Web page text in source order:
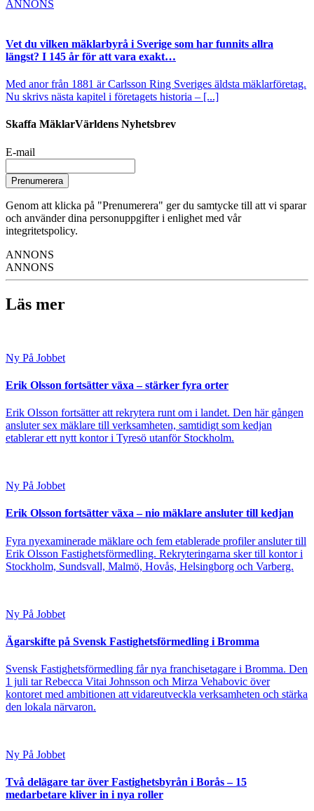
ANNONS
Vet du vilken mäklarbyrå i Sverige som har funnits allra
längst? I 145 år för att vara exakt…
Med anor från 1881 är Carlsson Ring Sveriges äldsta mäklarföretag.
Nu skrivs nästa kapitel i företagets historia – [...]
Skaffa MäklarVärldens Nyhetsbrev
E-mail
Prenumerera
Genom att klicka på "Prenumerera" ger du samtycke till att vi sparar
och använder dina personuppgifter i enlighet med vår
integritetspolicy.
ANNONS
ANNONS
Läs mer
Ny På Jobbet
Erik Olsson fortsätter växa – stärker fyra orter
Erik Olsson fortsätter att rekrytera runt om i landet. Den här gången
ansluter sex mäklare till verksamheten, samtidigt som kedjan
etablerar ett nytt kontor i Tyresö utanför Stockholm.
Ny På Jobbet
Erik Olsson fortsätter växa – nio mäklare ansluter till kedjan
Fyra nyexaminerade mäklare och fem etablerade profiler ansluter till
Erik Olsson Fastighetsförmedling. Rekryteringarna sker till kontor i
Stockholm, Sundsvall, Malmö, Hovås, Helsingborg och Varberg.
Ny På Jobbet
Ägarskifte på Svensk Fastighetsförmedling i Bromma
Svensk Fastighetsförmedling får nya franchisetagare i Bromma. Den
1 juli tar Rebecca Vitai Johnsson och Mirza Vehabovic över
kontoret med ambitionen att vidareutveckla verksamheten och stärka
den lokala närvaron.
Ny På Jobbet
Två delägare tar över Fastighetsbyrån i Borås – 15
medarbetare kliver in i nya roller